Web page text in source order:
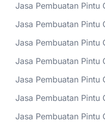
Jasa Pembuatan Pintu
Jasa Pembuatan Pintu
Jasa Pembuatan Pintu
Jasa Pembuatan Pintu
Jasa Pembuatan Pintu
Jasa Pembuatan Pintu
Jasa Pembuatan Pintu